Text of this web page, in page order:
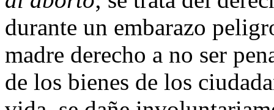
durante un embarazo
madre derecho a no ser
de los bienes de los